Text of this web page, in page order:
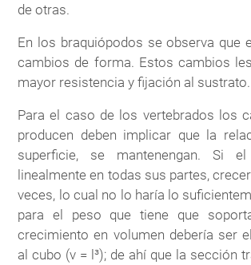
de otras.
En los braquiópodos se observa que
cambios de forma. Estos cambios
mayor resistencia y fijación al sustrato.
Para el caso de los vertebrados los
producen deben implicar que la
superficie, se mantenengan. Si
linealmente en todas sus partes,
veces, lo cual no lo haría lo
para el peso que tiene que
crecimiento en volumen debería ser
al cubo (v = l³); de ahí que la sección